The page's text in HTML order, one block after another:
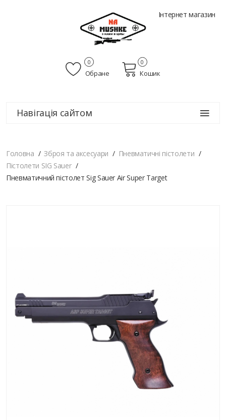
Інтернет магазин
Обране
0
Кошик
0
Навігація сайтом
Головна Зброя та аксесуари
Пневматичні пістолети
Пістолети SIG Sauer
Пневматичний пістолет Sig Sauer Air Super Target